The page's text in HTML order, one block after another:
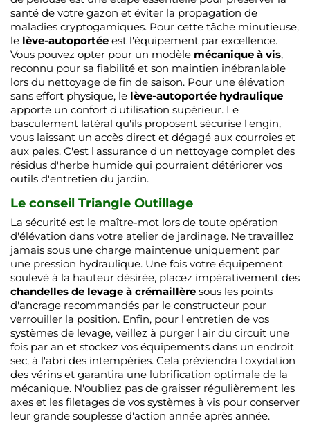
santé de votre gazon et éviter la propagation de
maladies cryptogamiques. Pour cette tâche minutieuse,
le lève-autoportée est l'équipement par excellence.
Vous pouvez opter pour un modèle mécanique à vis,
reconnu pour sa fiabilité et son maintien inébranlable
lors du nettoyage de fin de saison. Pour une élévation
sans effort physique, le lève-autoportée hydraulique
apporte un confort d'utilisation supérieur. Le
basculement latéral qu'ils proposent sécurise l'engin,
vous laissant un accès direct et dégagé aux courroies et
aux pales. C'est l'assurance d'un nettoyage complet des
résidus d'herbe humide qui pourraient détériorer vos
outils d'entretien du jardin.
Le conseil Triangle Outillage
La sécurité est le maître-mot lors de toute opération
d'élévation dans votre atelier de jardinage. Ne travaillez
jamais sous une charge maintenue uniquement par
une pression hydraulique. Une fois votre équipement
soulevé à la hauteur désirée, placez impérativement des
chandelles de levage à crémaillère sous les points
d'ancrage recommandés par le constructeur pour
verrouiller la position. Enfin, pour l'entretien de vos
systèmes de levage, veillez à purger l'air du circuit une
fois par an et stockez vos équipements dans un endroit
sec, à l'abri des intempéries. Cela préviendra l'oxydation
des vérins et garantira une lubrification optimale de la
mécanique. N'oubliez pas de graisser régulièrement les
axes et les filetages de vos systèmes à vis pour conserver
leur grande souplesse d'action année après année.